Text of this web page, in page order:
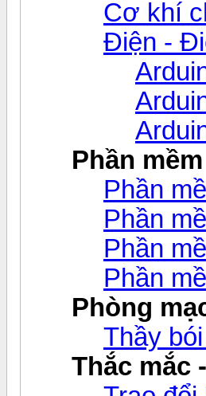
Cơ khí
Điện -
Phần
Phần
Phần
Phần
Phần
Phòng
Thầy
Thắc mắc